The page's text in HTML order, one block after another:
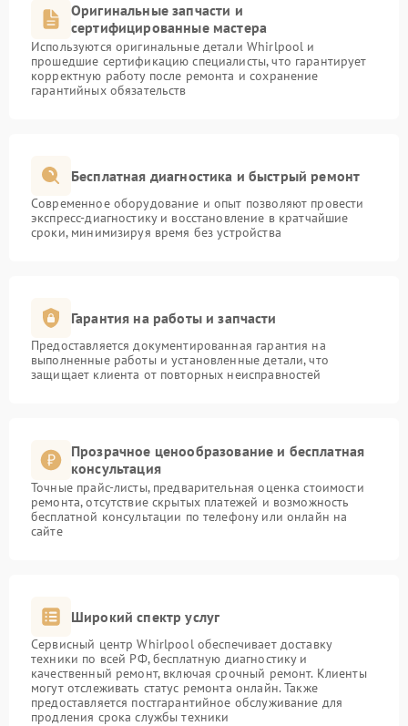
Оригинальные запчасти и
сертифицированные мастера
Используются оригинальные детали Whirlpool и
прошедшие сертификацию специалисты, что гарантирует
корректную работу после ремонта и сохранение
гарантийных обязательств
Бесплатная диагностика и быстрый ремонт
Современное оборудование и опыт позволяют провести
экспресс-диагностику и восстановление в кратчайшие
сроки, минимизируя время без устройства
Гарантия на работы и запчасти
Предоставляется документированная гарантия на
выполненные работы и установленные детали, что
защищает клиента от повторных неисправностей
Прозрачное ценообразование и бесплатная
консультация
Точные прайс-листы, предварительная оценка стоимости
ремонта, отсутствие скрытых платежей и возможность
бесплатной консультации по телефону или онлайн на
сайте
Широкий спектр услуг
Сервисный центр Whirlpool обеспечивает доставку
техники по всей РФ, бесплатную диагностику и
качественный ремонт, включая срочный ремонт. Клиенты
могут отслеживать статус ремонта онлайн. Также
предоставляется постгарантийное обслуживание для
продления срока службы техники